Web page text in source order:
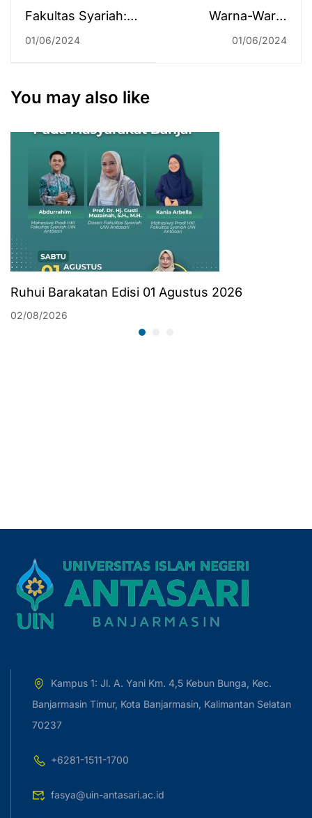
Fakultas Syariah:
Memperingati Hari
01/06/2024
Warna-Warni
Persatuan
01/06/2024
You may also like
Ruhui Barakatan Edisi 01 Agustus 2026
02/08/2026
Kampus 1: Jl. A. Yani Km. 4,5 Kebun Bunga, Kec.
Banjarmasin Timur, Kota Banjarmasin, Kalimantan Selatan
70237
+6281-1511-1700
fasya@uin-antasari.ac.id